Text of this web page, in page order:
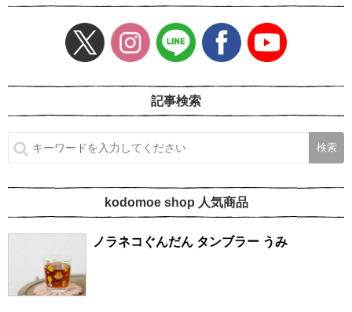
記事検索
kodomoe shop 人気商品
ノラネコぐんだん タンブラー うみ